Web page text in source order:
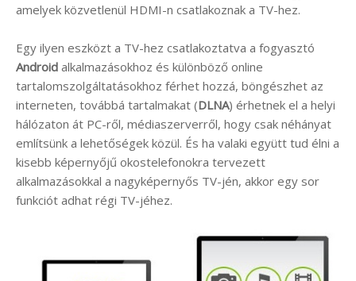
amelyek közvetlenül HDMI-n csatlakoznak a TV-hez.
Egy ilyen eszközt a TV-hez csatlakoztatva a fogyasztó
Android alkalmazásokhoz és különböző online
tartalomszolgáltatásokhoz férhet hozzá, böngészhet az
interneten, továbbá tartalmakat (DLNA) érhetnek el a helyi
hálózaton át PC-ről, médiaszerverről, hogy csak néhányat
említsünk a lehetőségek közül. És ha valaki együtt tud élni a
kisebb képernyőjű okostelefonokra tervezett
alkalmazásokkal a nagyképernyős TV-jén, akkor egy sor
funkciót adhat régi TV-jéhez.